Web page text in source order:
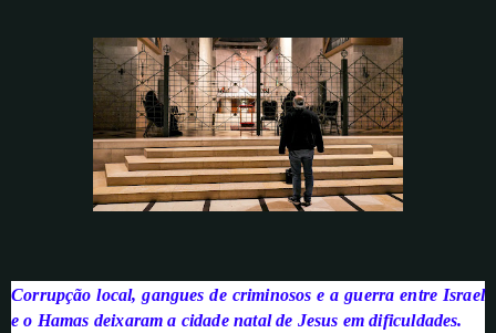
Corrupção local, gangues de criminosos e a guerra entre Israel
e o Hamas deixaram a cidade natal de Jesus em dificuldades.